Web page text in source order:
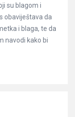
su blagom i
obaviještava da
i blaga, te da
navodi kako bi